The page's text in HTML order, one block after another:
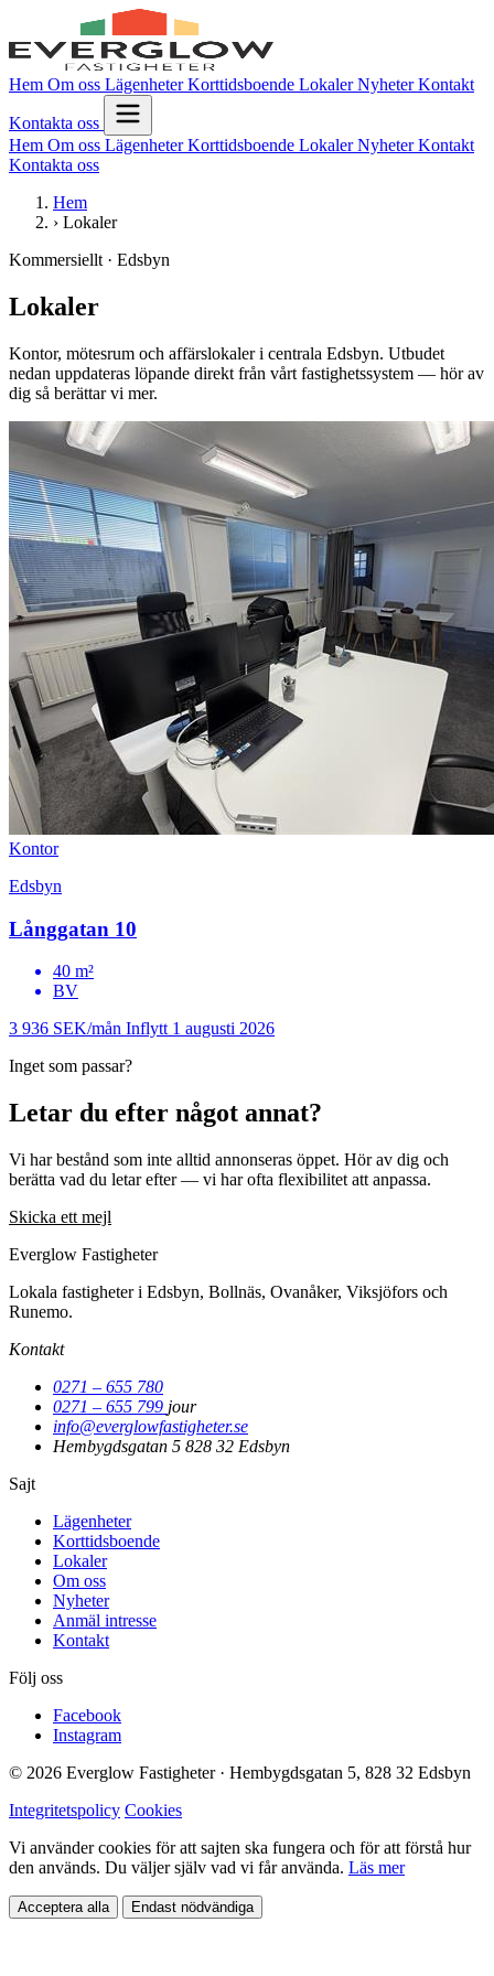
Hem Om oss LägenheterKorttidsboende LokalerNyheterKontakt
Kontakta oss
Hem Om oss LägenheterKorttidsboende LokalerNyheterKontakt
Kontakta oss
Hem
› Lokaler
Kommersiellt · Edsbyn
Lokaler
Kontor, mötesrum och affärslokaler i centrala Edsbyn. Utbudet
nedan uppdateras löpande direkt från vårt fastighetssystem — hör av
dig så berättar vi mer.
Kontor
Edsbyn
Långgatan 10
40 m²
BV
3 936 SEK/mån Inflytt 1 augusti 2026
Inget som passar?
Letar du efter något annat?
Vi har bestånd som inte alltid annonseras öppet. Hör av dig och
berätta vad du letar efter — vi har ofta flexibilitet att anpassa.
Skicka ett mejl
Everglow Fastigheter
Lokala fastigheter i Edsbyn, Bollnäs, Ovanåker, Viksjöfors och
Runemo.
Kontakt
0271 – 655 780
0271 – 655 799 jour
info@everglowfastigheter.se
Hembygdsgatan 5 828 32 Edsbyn
Sajt
Lägenheter
Korttidsboende
Lokaler
Om oss
Nyheter
Anmäl intresse
Kontakt
Följ oss
Facebook
Instagram
© 2026 Everglow Fastigheter · Hembygdsgatan 5, 828 32 Edsbyn
Integritetspolicy Cookies
Vi använder cookies för att sajten ska fungera och för att förstå hur
den används. Du väljer själv vad vi får använda. Läs mer
Acceptera alla Endast nödvändiga